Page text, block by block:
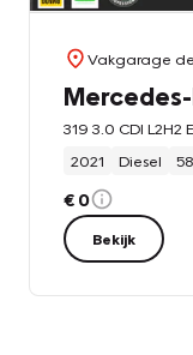
Vakgarage
319 3.0 CDI L2H2
2021
Diesel
€ 0
Bekijk